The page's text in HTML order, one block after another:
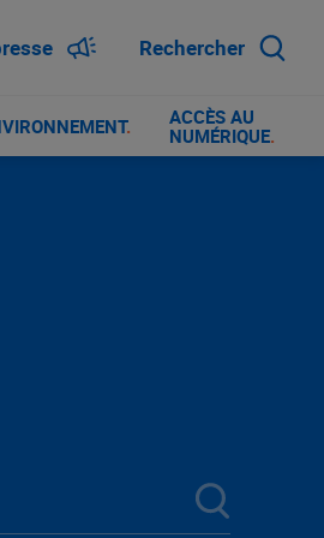
Rechercher
.
ACCÈS AU
NUMÉRIQUE.